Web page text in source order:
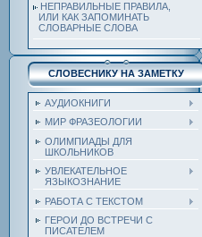
НЕПРАВИЛЬНЫЕ ПРАВИЛА,
ИЛИ КАК ЗАПОМИНАТЬ
СЛОВАРНЫЕ СЛОВА
СЛОВЕСНИКУ НА ЗАМЕТКУ
АУДИОКНИГИ
МИР ФРАЗЕОЛОГИИ
ОЛИМПИАДЫ ДЛЯ
ШКОЛЬНИКОВ
УВЛЕКАТЕЛЬНОЕ
ЯЗЫКОЗНАНИЕ
РАБОТА С ТЕКСТОМ
ГЕРОИ ДО ВСТРЕЧИ С
ПИСАТЕЛЕМ